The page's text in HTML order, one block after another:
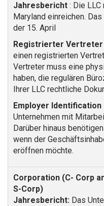
Jahresbericht : Die
Maryland einreichen.
der 15. April
Registrierter Vertreter
einen registrierten
Vertreter muss eine
haben, die regulären
Ihrer LLC rechtliche
Employer Identification
Unternehmen mit
Darüber hinaus
wenn der
eröffnen möchte.
Jahresbericht: Das